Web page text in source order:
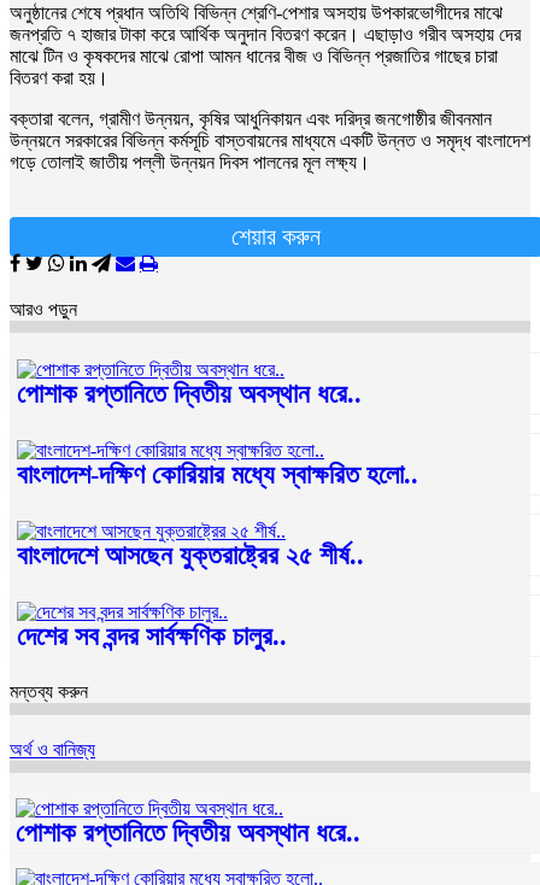
অনুষ্ঠানের শেষে প্রধান অতিথি বিভিন্ন শ্রেণি-পেশার অসহায় উপকারভোগীদের মাঝে
জনপ্রতি ৭ হাজার টাকা করে আর্থিক অনুদান বিতরণ করেন। এছাড়াও গরীব অসহায় দের
মাঝে টিন ও কৃষকদের মাঝে রোপা আমন ধানের বীজ ও বিভিন্ন প্রজাতির গাছের চারা
বিতরণ করা হয়।
বক্তারা বলেন, গ্রামীণ উন্নয়ন, কৃষির আধুনিকায়ন এবং দরিদ্র জনগোষ্ঠীর জীবনমান
উন্নয়নে সরকারের বিভিন্ন কর্মসূচি বাস্তবায়নের মাধ্যমে একটি উন্নত ও সমৃদ্ধ বাংলাদেশ
গড়ে তোলাই জাতীয় পল্লী উন্নয়ন দিবস পালনের মূল লক্ষ্য।
শেয়ার করুন
আরও পড়ুন
পোশাক রপ্তানিতে দ্বিতীয় অবস্থান ধরে..
বাংলাদেশ-দক্ষিণ কোরিয়ার মধ্যে স্বাক্ষরিত হলো..
বাংলাদেশে আসছেন যুক্তরাষ্ট্রের ২৫ শীর্ষ..
দেশের সব বন্দর সার্বক্ষণিক চালুর..
মন্তব্য করুন
অর্থ ও বানিজ্য
পোশাক রপ্তানিতে দ্বিতীয় অবস্থান ধরে..